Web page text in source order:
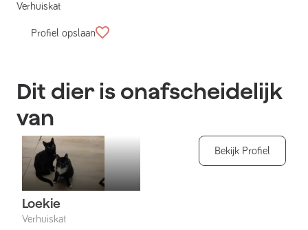
Verhuiskat
Profiel opslaan
Dit dier is onafscheidelijk
van
Loekie
Verhuiskat
Bekijk Profiel